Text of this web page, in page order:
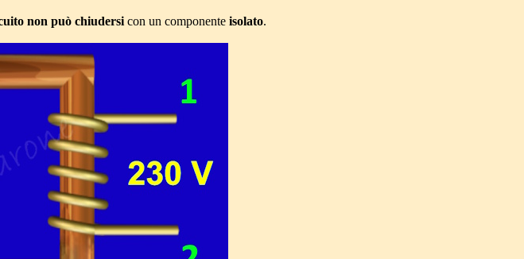
non può chiudersi con un componente isolato.